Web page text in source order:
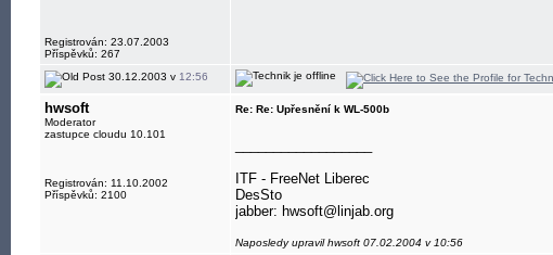
Registrován: 23.07.2003
Příspěvků: 267
30.12.2003 v 12:56
hwsoft
Moderator
zastupce cloudu 10.101
Registrován: 11.10.2002
Příspěvků: 2100
Re: Re: Upřesnění k WL-500b
ITF - FreeNet Liberec
DesSto
jabber: hwsoft@linjab.org
Naposledy upravil hwsoft 07.02.2004 v 10:56